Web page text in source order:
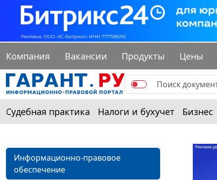
Компания Вакансии Продукты Цены
Судебная практика Налоги и бухучет Бизнес
Информационно-правовое
обеспечение